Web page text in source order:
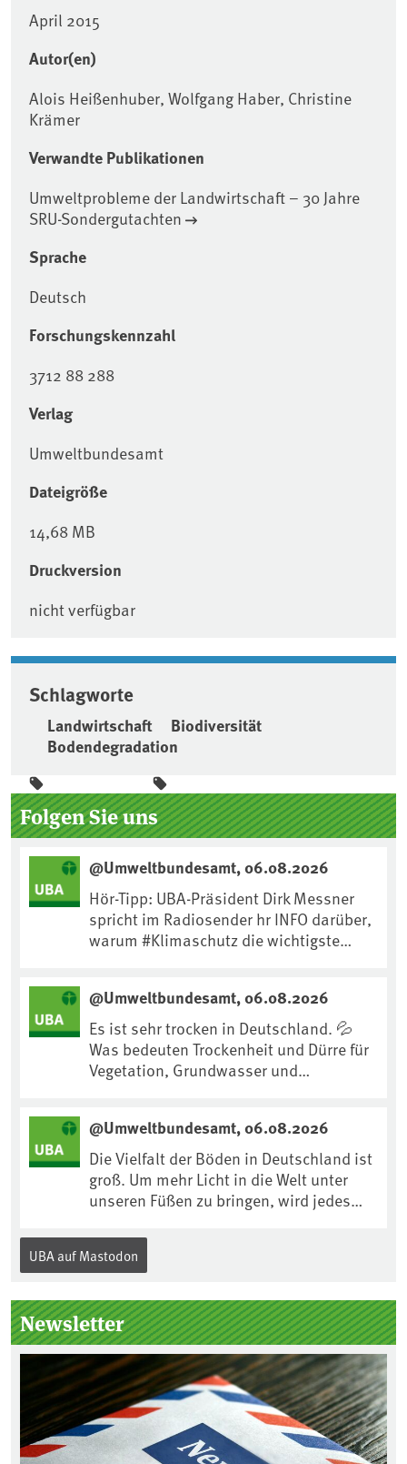
April 2015
Autor(en)
Alois Heißenhuber, Wolfgang Haber, Christine
Krämer
Verwandte Publikationen
Umweltprobleme der Landwirtschaft – 30 Jahre
SRU-Sondergutachten
Sprache
Deutsch
Forschungskennzahl
3712 88 288
Verlag
Umweltbundesamt
Dateigröße
14,68 MB
Druckversion
nicht verfügbar
Schlagworte
Landwirtschaft
Biodiversität
Bodendegradation
Seitenleiste
Folgen Sie uns
@Umweltbundesamt, 06.08.2026
Hör-Tipp: UBA-Präsident Dirk Messner
spricht im Radiosender hr INFO darüber,
warum #Klimaschutz die wichtigste
https://www.ardsounds.de/episode/urn
:ard:episode:0e7cf1c4b819c26d/
@Umweltbundesamt, 06.08.2026
Es ist sehr trocken in Deutschland. 💦
Was bedeuten Trockenheit und Dürre für
Vegetation, Grundwasser und
anpassen?🤔Antworten auf diese und
weitere Fragen auf unserer Webseite:
www.uba.de/trockenheit #Trockenheit
#Klimawandel
@Umweltbundesamt, 06.08.2026
Die Vielfalt der Böden in Deutschland ist
groß. Um mehr Licht in die Welt unter
unseren Füßen zu bringen, wird jedes
Internationalen Tag des Bodens, der
„Boden des Jahres“ vorgestellt. Das UBA
Kuratorium, wie wird der Boden des
Jahres ausgewählt und was passiert
eigentlich während eines solchen
Bodenjahres? Infos dazu gibt es im
aktuellen Podcast „Soilcast“. Jetzt
reinhören:
https://soilcast.de/interview/sc202-
interview-die-kuer-der-krume/
UBA auf Mastodon
Newsletter